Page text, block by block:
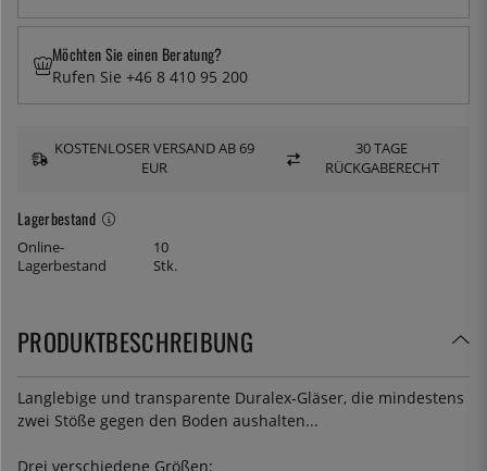
Lagerbestand
Online-
Lagerbestand
10
Stk.
Möchten Sie einen Beratung?
Rufen Sie +46 8 410 95 200
KOSTENLOSER VERSAND AB 69
EUR
30 TAGE
RÜCKGABERECHT
PRODUKTBESCHREIBUNG
Langlebige und transparente Duralex-Gläser, die mindestens
zwei Stöße gegen den Boden aushalten...
Drei verschiedene Größen: